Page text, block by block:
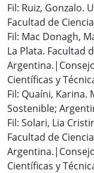
Fil: Ruiz, Gonzalo.
Facultad de
Fil: Mac Donagh,
La Plata. Facultad
Científicas y
Fil: Quaíni,
Sostenible;
Fil: Solari, Lia
Facultad de
Científicas y